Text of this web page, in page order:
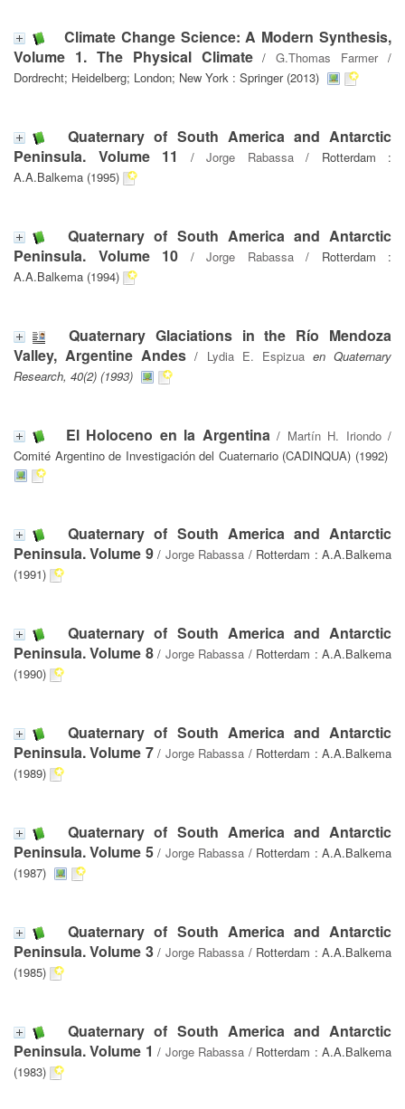
Climate Change Science: A Modern Synthesis,
Volume 1. The Physical Climate/G.Thomas Farmer/
Dordrecht; Heidelberg; London; New York : Springer (2013)
Quaternary of South America and Antarctic
Peninsula. Volume 11
/ Jorge Rabassa/ Rotterdam :
A.A.Balkema (1995)
Quaternary of South America and Antarctic
Peninsula. Volume 10 / Jorge Rabassa/ Rotterdam :
A.A.Balkema (1994)
Quaternary Glaciations in the Río Mendoza
Valley, Argentine Andes / Lydia E. Espizua en Quaternary
Research, 40(2) (1993)
El Holoceno en la Argentina/ Martín H. Iriondo/
Comité Argentino de Investigación del Cuaternario (CADINQUA) (1992)
Quaternary of South America and Antarctic
Peninsula. Volume 9/ Jorge Rabassa / Rotterdam : A.A.Balkema
(1991)
Quaternary of South America and Antarctic
Peninsula. Volume 8/ Jorge Rabassa / Rotterdam : A.A.Balkema
(1990)
Quaternary of South America and Antarctic
Peninsula. Volume 7/ Jorge Rabassa / Rotterdam : A.A.Balkema
(1989)
Quaternary of South America and Antarctic
Peninsula. Volume 5/ Jorge Rabassa / Rotterdam : A.A.Balkema
(1987)
Quaternary of South America and Antarctic
Peninsula. Volume 3/ Jorge Rabassa / Rotterdam : A.A.Balkema
(1985)
Quaternary of South America and Antarctic
Peninsula. Volume 1 / Jorge Rabassa / Rotterdam : A.A.Balkema
(1983)